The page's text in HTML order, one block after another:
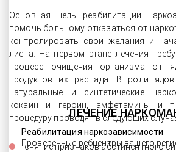
ЛЕЧЕНИЕ
Реабилитация наркозависимости
Проверенные ребцентры вашего
Основная цель реабилитации
помочь больному отказаться от
контролировать свои желания и
листа. На первом этапе лечения
процесс очищения организма от
продуктов их распада. В роли
натуральные и синтетические
кокаин и героин, амфетамины и
процедуру проводят в следующих
снятие признаков абстинентного